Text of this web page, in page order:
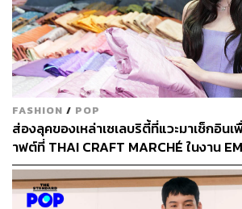
เมื่อถูกถามว่า Uniqlo จะเพิ่มโซนขายสิน
เพราะหากจำกันได้แบรนด์เพื่อนร่วมชาติ
ร้านในเมืองไทยได้เปิดโซนขายกาแฟ แล
ชิดลม ที่เพิ่งรีโนเวตใหม่ก็มีโซนอาหารปร
Food & Bakery) มีอาหารทั้งข้าวปั้น เบนโ
สไตล์ญี่ปุ่น ไปจนถึงสลัดผัก ขนม เบเกอรี
เพิ่ม
แม่ทัพของ Uniqlo ได้ยกตัวอย่าง Uniqlo
ได้มีการปรับปรุงใหม่พร้อมกับเปิด Uniqlo
FASHION / POP
ส่องลุคของเหล่าเซเลบริตี้ที่แวะมาเช็กอิน
าฟต์ที่ THAI CRAFT MARCHÉ ในงาน
SENSE OF THAI 2026 [PR NEWS]